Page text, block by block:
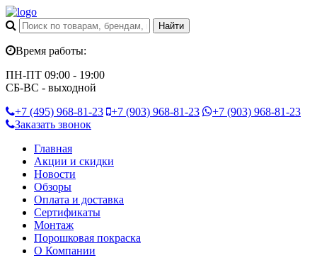
Время работы:
ПН-ПТ 09:00 - 19:00
СБ-ВС - выходной
+7 (495) 968-81-23 +7 (903) 968-81-23 +7 (903) 968-81-23
Заказать звонок
Главная
Акции и скидки
Новости
Обзоры
Оплата и доставка
Сертификаты
Монтаж
Порошковая покраска
О Компании